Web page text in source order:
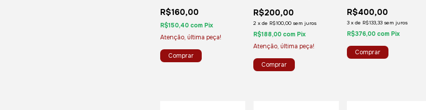
R$160,00
R$150,40 com Pix
Atenção, última peça!
R$200,00
2 x de R$100,00 sem juros
R$188,00 com Pix
Atenção, última peça!
R$400,00
3 x de R$133,33 sem juros
R$376,00 com Pix